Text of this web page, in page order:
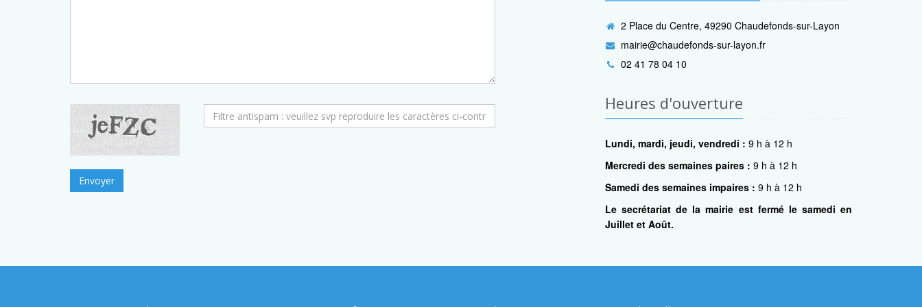
Envoyer
2 Place du Centre, 49290 Chaudefonds-sur-Layon
mairie@chaudefonds-sur-layon.fr
02 41 78 04 10
Heures d'ouverture
Lundi, mardi, jeudi, vendredi : 9 h à 12 h
Mercredi des semaines paires : 9 h à 12 h
Samedi des semaines impaires : 9 h à 12 h
Le secrétariat de la mairie est fermé le samedi en
Juillet et Août.